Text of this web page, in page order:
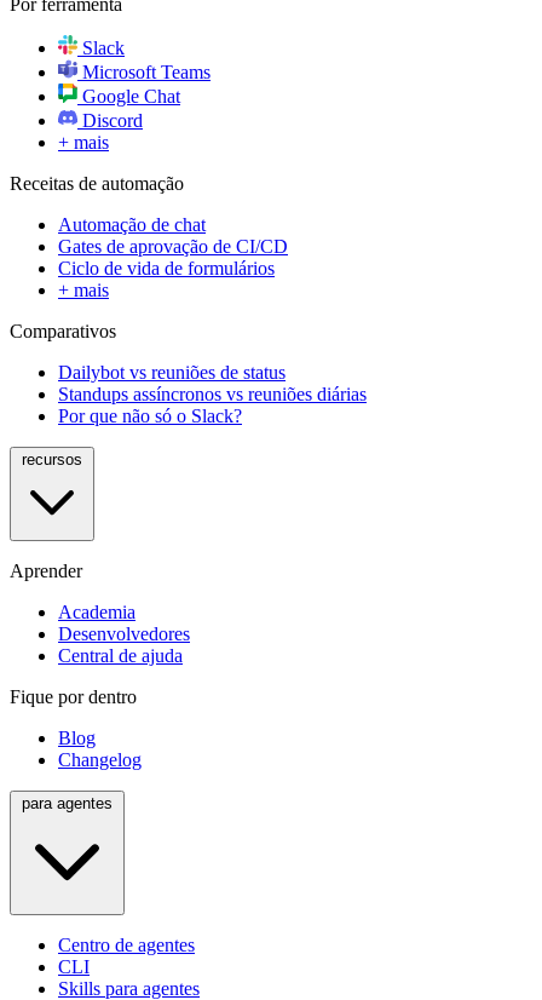
Por ferramenta
Slack
Microsoft Teams
Google Chat
Discord
+ mais
Receitas de automação
Automação de chat
Gates de aprovação de CI/CD
Ciclo de vida de formulários
+ mais
Comparativos
Dailybot vs reuniões de status
Standups assíncronos vs reuniões diárias
Por que não só o Slack?
Aprender
Academia
Desenvolvedores
Central de ajuda
Fique por dentro
Blog
Changelog
Centro de agentes
CLI
Skills para agentes